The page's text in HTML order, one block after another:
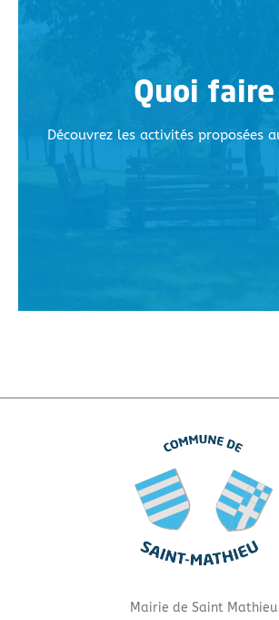
Quoi faire
Découvrez les activités proposées
Mairie de Saint Mathieu